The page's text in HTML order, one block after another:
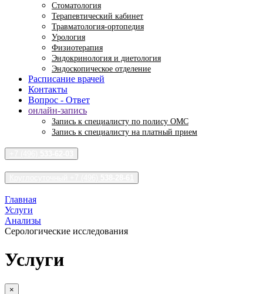
Стоматология
Терапевтический кабинет
Травматология-ортопедия
Урология
Физиотерапия
Эндокринология и диетология
Эндоскопическое отделение
Расписание врачей
Контакты
Вопрос - Ответ
онлайн-запись
Запись к специалисту по полису ОМС
Запись к специалисту на платный прием
Главная
Услуги
Анализы
Серологические исследования
Услуги
×